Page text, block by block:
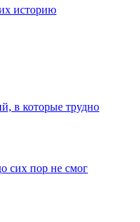
историю
в которые трудно
сих пор не смог